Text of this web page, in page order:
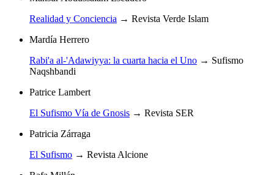
Realidad y Conciencia → Revista Verde Islam
Mardía Herrero
Rabi'a al-'Adawiyya: la cuarta hacia el Uno → Sufismo
Naqshbandi
Patrice Lambert
El Sufismo Vía de Gnosis → Revista SER
Patricia Zárraga
El Sufismo → Revista Alcione